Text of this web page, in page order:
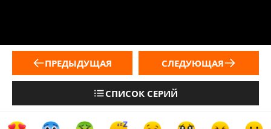
ПРЕДЫДУЩАЯ
СПИСОК СЕРИЙ
СЛЕДУЮЩАЯ